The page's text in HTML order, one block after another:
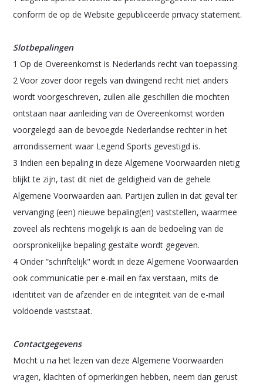
conform de op de Website gepubliceerde privacy statement.
Slotbepalingen
1 Op de Overeenkomst is Nederlands recht van toepassing.
2 Voor zover door regels van dwingend recht niet anders
wordt voorgeschreven, zullen alle geschillen die mochten
ontstaan naar aanleiding van de Overeenkomst worden
voorgelegd aan de bevoegde Nederlandse rechter in het
arrondissement waar Legend Sports gevestigd is.
3 Indien een bepaling in deze Algemene Voorwaarden nietig
blijkt te zijn, tast dit niet de geldigheid van de gehele
Algemene Voorwaarden aan. Partijen zullen in dat geval ter
vervanging (een) nieuwe bepaling(en) vaststellen, waarmee
zoveel als rechtens mogelijk is aan de bedoeling van de
oorspronkelijke bepaling gestalte wordt gegeven.
4 Onder “schriftelijk" wordt in deze Algemene Voorwaarden
ook communicatie per e-mail en fax verstaan, mits de
identiteit van de afzender en de integriteit van de e-mail
voldoende vaststaat.
Contactgegevens
Mocht u na het lezen van deze Algemene Voorwaarden
vragen, klachten of opmerkingen hebben, neem dan gerust